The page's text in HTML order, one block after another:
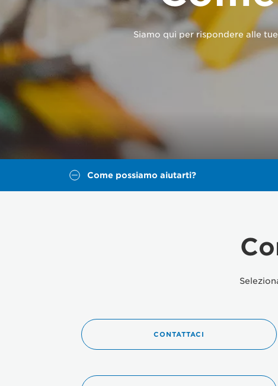
Siamo qui per rispondere alle
Come possiamo aiutarti?
CONTATTACI